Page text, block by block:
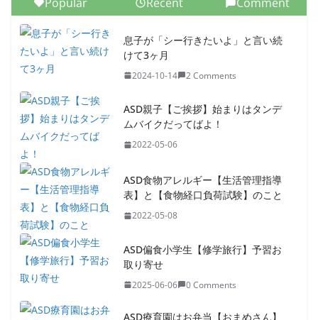
息子が「シー行きたいよ」と言い続
けて3ヶ月
2024-10-14 2 Comments
ASD親子【ご挨拶】始まりはタンデ
ムバイクだってばよ！
2022-05-06
ASD食物アレルギー【生活管理指導
表】と【食物経口負荷試験】のこと
2022-05-08
ASD偏食小学生【修学旅行】予習お
取り寄せ
2025-06-06 0 Comments
ASD療育園はお弁当【おまめさん】